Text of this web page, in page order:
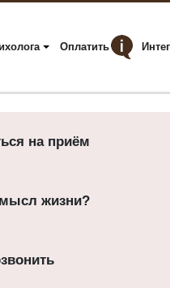
Оплатить
на приём
жизни?